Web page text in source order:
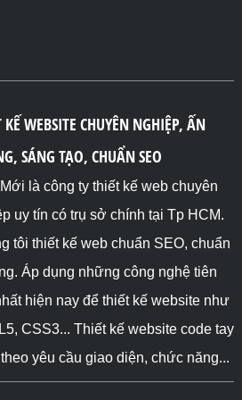
KẾ WEBSITE CHUYÊN NGHIỆP, ẤN
SÁNG TẠO, CHUẨN SEO
là công ty thiết kế web chuyên
uy tín có trụ sở chính tại Tp HCM.
tôi thiết kế web chuẩn SEO, chuẩn
Áp dụng những công nghệ tiên
hiện nay để thiết kế website như
CSS3... Thiết kế website code tay
yêu cầu giao diện, chức năng...